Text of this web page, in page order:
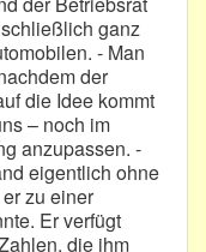
ganz
- Man
der
die Idee kommt
– noch im
anzupassen. -
eigentlich ohne
zu einer
Er verfügt
die ihm